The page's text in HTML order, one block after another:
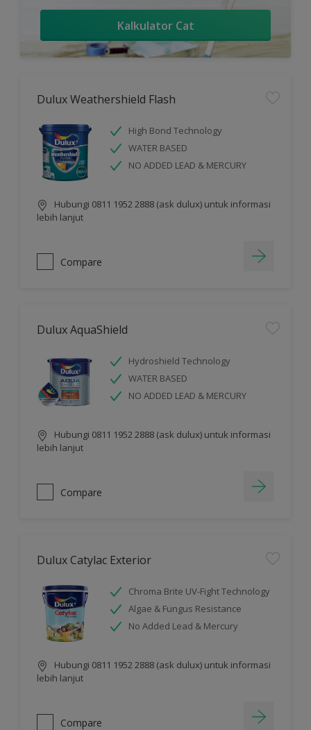
Kalkulator Cat
Dulux Weathershield Flash
High Bond Technology
WATER BASED
NO ADDED LEAD & MERCURY
Hubungi 0811 1952 2888 (ask dulux) untuk informasi
lebih lanjut
Compare
Dulux AquaShield
Hydroshield Technology
WATER BASED
NO ADDED LEAD & MERCURY
Hubungi 0811 1952 2888 (ask dulux) untuk informasi
lebih lanjut
Compare
Dulux Catylac Exterior
Chroma Brite UV-Fight Technology
Algae & Fungus Resistance
No Added Lead & Mercury
Hubungi 0811 1952 2888 (ask dulux) untuk informasi
lebih lanjut
Compare